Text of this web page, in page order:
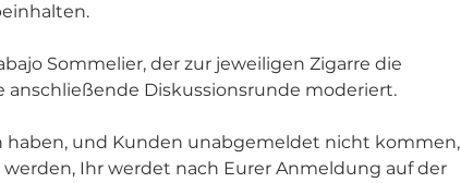
Sommelier, der zur jeweiligen Zigarre die
Diskussionsrunde moderiert.
und Kunden unabgemeldet nicht kommen,
Ihr werdet nach Eurer Anmeldung auf der